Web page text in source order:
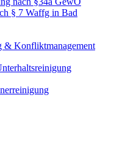
§ 7 Waffg in Bad
& Konfliktmanagement